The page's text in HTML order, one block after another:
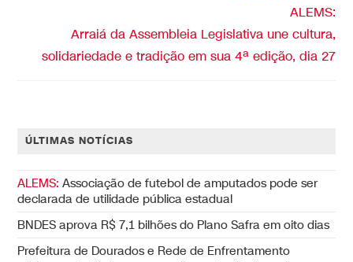
ALEMS:
Arraiá da Assembleia Legislativa une cultura,
solidariedade e tradição em sua 4ª edição, dia 27
ÚLTIMAS NOTÍCIAS
ALEMS: Associação de futebol de amputados pode ser
declarada de utilidade pública estadual
BNDES aprova R$ 7,1 bilhões do Plano Safra em oito dias
Prefeitura de Dourados e Rede de Enfrentamento